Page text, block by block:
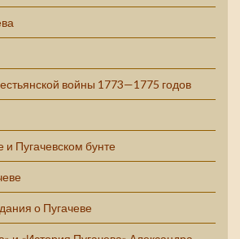
войны 1773—1775 годов
Пугачевском бунте
о Пугачеве